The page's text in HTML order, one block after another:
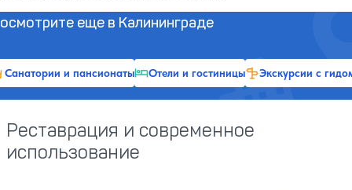
еще в Калининграде
Санатории и пансионаты Отели и гостиницы Экскурсии с
Реставрация и современное
использование